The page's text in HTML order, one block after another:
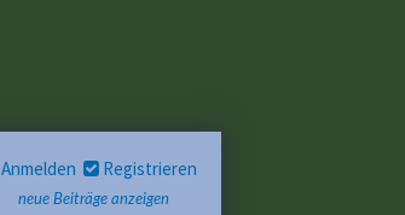
neue Beiträge anzeigen
Anmelden Registrieren